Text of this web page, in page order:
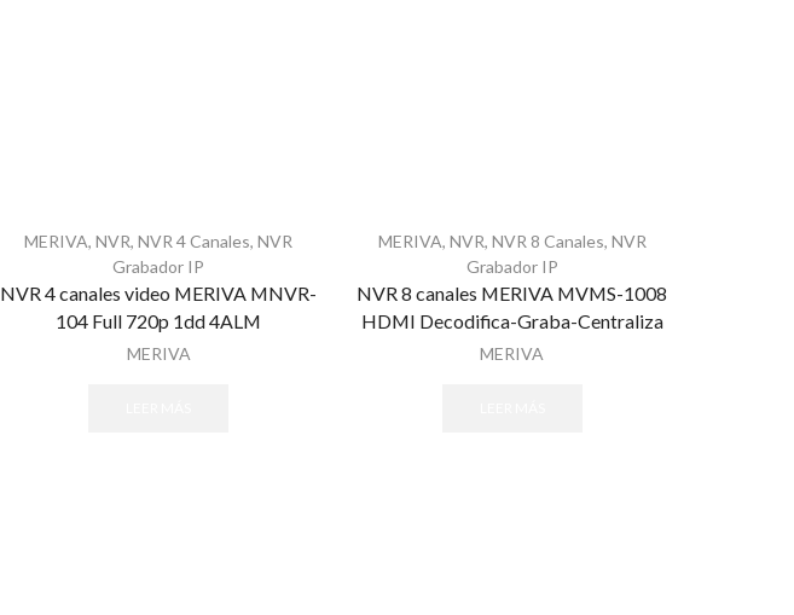
MERIVA,NVR,NVR 4 Canales,NVR
Grabador IP
NVR 4 canales video MERIVA MNVR-
104 Full 720p 1dd 4ALM
MERIVA
MERIVA, NVR, NVR 8 Canales, NVR
Grabador IP
NVR 8 canales MERIVA MVMS-1008
HDMI Decodifica-Graba-Centraliza
MERIVA